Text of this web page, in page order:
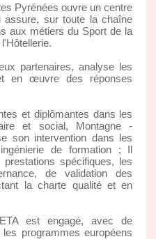
Pyrénées ouvre un centre
assure, sur toute la chaîne
aux métiers du Sport de la
partenaires, analyse les
en œuvre des réponses
et diplômantes dans les
et social, Montagne -
son intervention dans les
de formation ; Il
spécifiques, les
de validation des
la charte qualité et en
est engagé, avec de
programmes européens